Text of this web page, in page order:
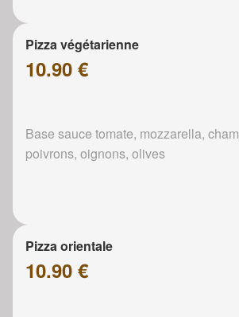
Pizza végétarienne
10.90 €
Base sauce tomate, mozzarella,
poivrons, oignons, olives
Pizza orientale
10.90 €